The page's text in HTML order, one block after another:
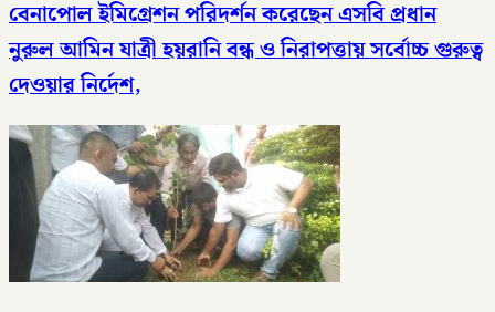
বেনাপোল ইমিগ্রেশন পরিদর্শন করেছেন এসবি প্রধান
নুরুল আমিন যাত্রী হয়রানি বন্ধ ও নিরাপত্তায় সর্বোচ্চ গুরুত্ব
দেওয়ার নির্দেশ,